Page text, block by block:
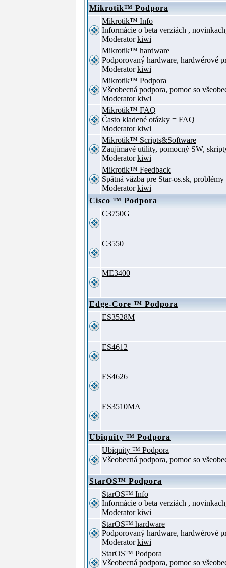
Mikrotik™ Podpora
Mikrotik™ Info
Informácie o beta verziách ,
Moderatorkiwi
Mikrotik™ hardware
Podporovaný hardware, hardwérové
Moderatorkiwi
Mikrotik™ Podpora
Všeobecná podpora, pomoc so
Moderatorkiwi
Mikrotik™ FAQ
Často kladené otázky = FAQ
Moderatorkiwi
Mikrotik™ Scripts&Software
Zaujímavé utility, pomocný SW,
Moderatorkiwi
Mikrotik™ Feedback
Spätná väzba pre Star-os.sk,
Moderatorkiwi
Cisco ™ Podpora
C3750G
C3550
ME3400
Edge-Core ™ Podpora
ES3528M
ES4612
ES4626
ES3510MA
Ubiquity ™ Podpora
Ubiquity ™ Podpora
Všeobecná podpora, pomoc so
StarOS™ Podpora
StarOS™ Info
Informácie o beta verziách ,
Moderatorkiwi
StarOS™ hardware
Podporovaný hardware, hardwérové
Moderatorkiwi
StarOS™ Podpora
Všeobecná podpora, pomoc so